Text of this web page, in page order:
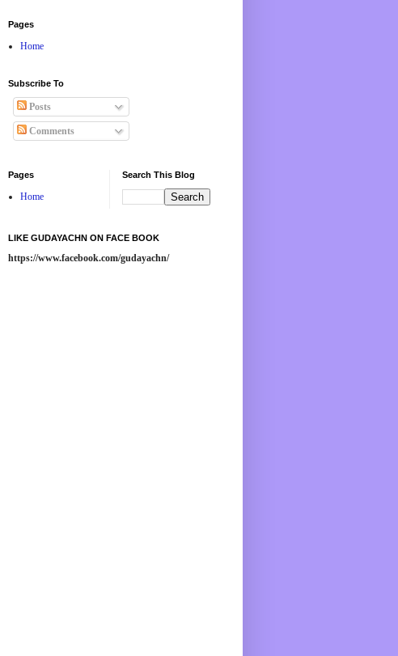
Pages
Home
Subscribe To
Posts
Comments
Pages
Home
Search This Blog
LIKE GUDAYACHN ON FACE BOOK
https://www.facebook.com/gudayachn/